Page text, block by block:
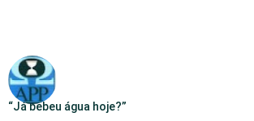
“Já bebeu água hoje?”